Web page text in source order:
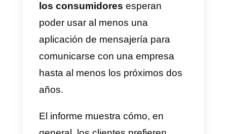
que puedes hacer cuando usas
soluciones como Callbell para
gestionar WhatsApp dentro de tu
equipo:
equipo e invitarlos a unirse a la